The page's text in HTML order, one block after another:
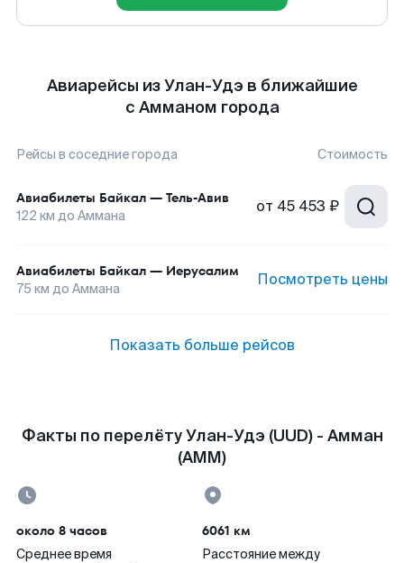
Авиарейсы из Улан-Удэ в ближайшие
с Амманом города
Рейсы в соседние города Стоимость
Авиабилеты Байкал — Тель-Авив
122 км до Аммана от 45 453 ₽
Авиабилеты Байкал — Иерусалим
75 км до Аммана Посмотреть цены
Показать больше рейсов
Факты по перелёту Улан-Удэ (UUD) - Амман
(AMM)
около 8 часов
Среднее время
6061 км
Расстояние между